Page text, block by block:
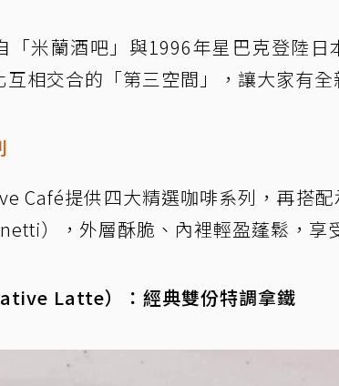
「米蘭酒吧」與1996年星巴克登陸
相交合的「第三空間」，讓大家有全
Café提供四大精選咖啡系列，再搭
），外層酥脆、內裡輕盈蓬鬆，享
Latte）：經典雙份特調拿鐵